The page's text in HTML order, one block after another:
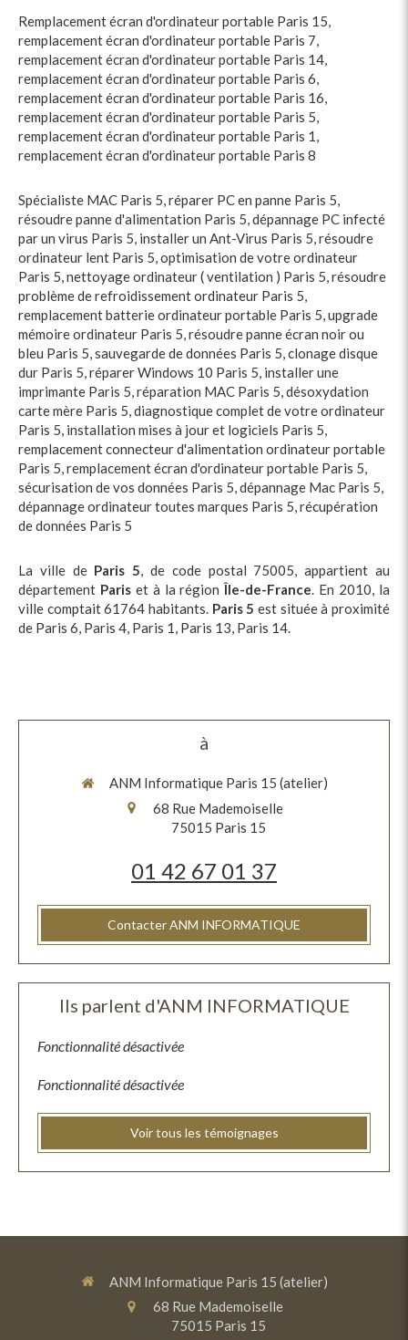
Remplacement écran d'ordinateur portable Paris 15,
remplacement écran d'ordinateur portable Paris 7,
remplacement écran d'ordinateur portable Paris 14,
remplacement écran d'ordinateur portable Paris 6,
remplacement écran d'ordinateur portable Paris 16,
remplacement écran d'ordinateur portable Paris 5,
remplacement écran d'ordinateur portable Paris 1,
remplacement écran d'ordinateur portable Paris 8
Spécialiste MAC Paris 5,réparer PC en panne Paris 5,
résoudre panne d'alimentation Paris 5,dépannage PC infecté
par un virus Paris 5, installer un Ant-Virus Paris 5,résoudre
ordinateur lent Paris 5,optimisation de votre ordinateur
Paris 5,nettoyage ordinateur ( ventilation ) Paris 5,résoudre
problème de refroidissement ordinateur Paris 5,
remplacement batterie ordinateur portable Paris 5,upgrade
mémoire ordinateur Paris 5,résoudre panne écran noir ou
bleu Paris 5,sauvegarde de données Paris 5,clonage disque
dur Paris 5,réparer Windows 10 Paris 5, installer une
imprimante Paris 5,réparation MAC Paris 5,désoxydation
carte mère Paris 5,diagnostique complet de votre ordinateur
Paris 5, installation mises à jour et logiciels Paris 5,
remplacement connecteur d'alimentation ordinateur portable
Paris 5,remplacement écran d'ordinateur portable Paris 5,
sécurisation de vos données Paris 5,dépannage Mac Paris 5,
dépannage ordinateur toutes marques Paris 5,récupération
de données Paris 5
La ville de Paris 5, de code postal 75005, appartient au
département Pariset à la régionÎle-de-France. En 2010, la
ville comptait 61764 habitants. Paris 5 est située à proximité
de Paris 6, Paris 4, Paris 1, Paris 13, Paris 14.
à
ANM Informatique Paris 15 (atelier)
68 Rue Mademoiselle
75015 Paris 15
01 42 67 01 37
Contacter ANM INFORMATIQUE
Ils parlent d'ANM INFORMATIQUE
Fonctionnalité désactivée
Fonctionnalité désactivée
Voir tous les témoignages
ANM Informatique Paris 15 (atelier)
68 Rue Mademoiselle
75015 Paris 15